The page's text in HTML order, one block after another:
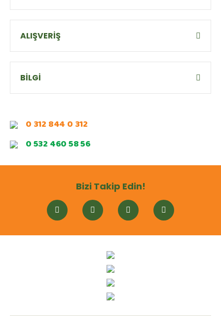
ALIŞVERİŞ
BİLGİ
0 312 844 0 312
0 532 460 58 56
Bizi Takip Edin!